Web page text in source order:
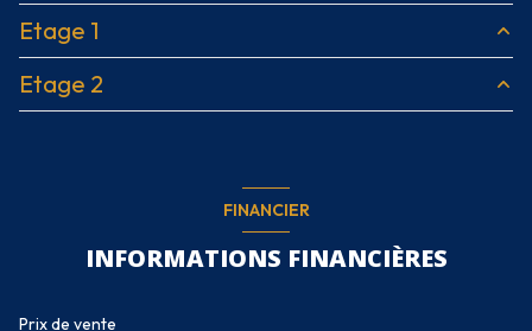
cuisine
salon/sejour
17 m²
Etage 1
chambre
Etage 2
FINANCIER
INFORMATIONS FINANCIÈRES
Prix de vente